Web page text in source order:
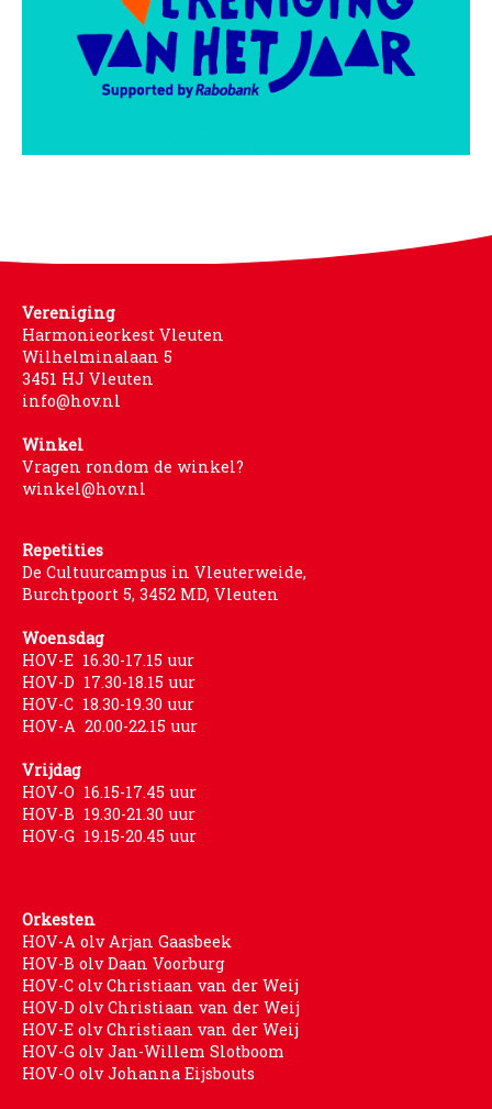
Vereniging
Harmonieorkest Vleuten
Wilhelminalaan 5
3451 HJ Vleuten
info@hov.nl
Winkel
Vragen rondom de winkel?
winkel@hov.nl
Repetities
De Cultuurcampus in Vleuterweide,
Burchtpoort 5, 3452 MD, Vleuten
Woensdag
HOV-E 16.30-17.15 uur
HOV-D 17.30-18.15 uur
HOV-C 18.30-19.30 uur
HOV-A 20.00-22.15 uur
Vrijdag
HOV-O 16.15-17.45 uur
HOV-B 19.30-21.30 uur
HOV-G 19.15-20.45 uur
Orkesten
HOV-A olv Arjan Gaasbeek
HOV-B olv Daan Voorburg
HOV-C olv Christiaan van der Weij
HOV-D olv Christiaan van der Weij
HOV-E olv Christiaan van der Weij
HOV-G olv Jan-Willem Slotboom
HOV-O olv Johanna Eijsbouts